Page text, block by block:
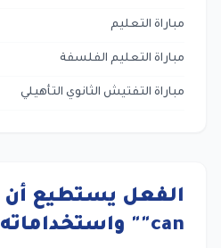
مباراة التعليم
مباراة التعليم الفلسفة
مباراة التفتيش الثانوي التأهيلي
"can" واستخداماته